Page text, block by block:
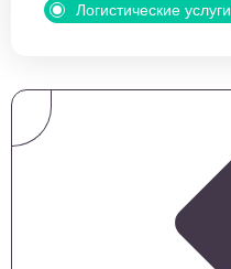
Логистические услуги